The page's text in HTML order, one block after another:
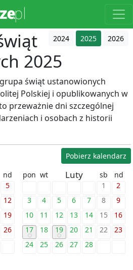
2024 2025 2026
2025
świąt ustanowionych
Polskiej i opublikowanych w
przeważnie dni szczególnej
i osobach z historii
Pobierz kalendarz
nd
5
12
19
26
pon wt Luty sb
nd
1
2
3
4 5 6 7 8
9
10
11 12 13 14 15
16
17
18 19 20 21 22
23
24
25 26 27 28